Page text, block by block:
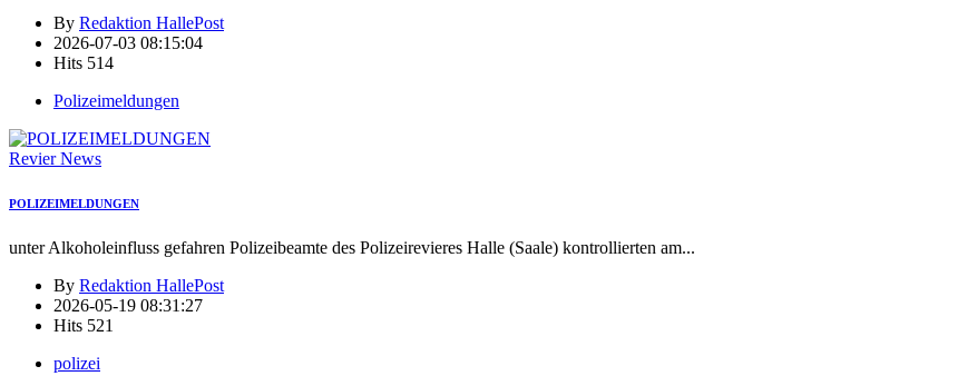
By Redaktion HallePost
2026-07-03 08:15:04
Hits 514
Polizeimeldungen
Revier News
POLIZEIMELDUNGEN
unter Alkoholeinfluss gefahren Polizeibeamte des Polizeirevieres Halle (Saale) kontrollierten am...
By Redaktion HallePost
2026-05-19 08:31:27
Hits 521
polizei